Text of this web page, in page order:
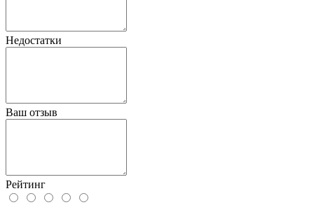
Недостатки
Ваш отзыв
Рейтинг